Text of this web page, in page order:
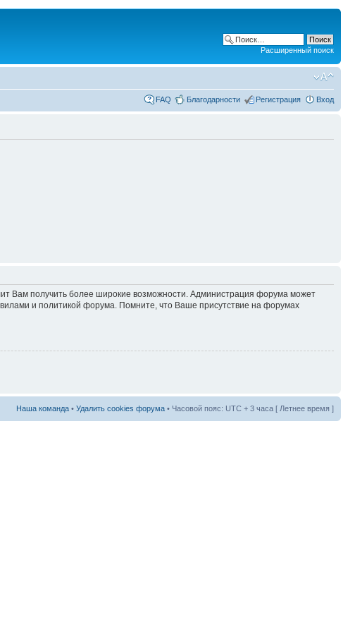
Расширенный поиск
FAQ Благодарности Регистрация Вход
Вам получить более широкие возможности. Администрация форума может
и политикой форума. Помните, что Ваше присутствие на форумах
Наша команда • Удалить cookies форума • Часовой пояс: UTC + 3 часа [ Летнее время ]